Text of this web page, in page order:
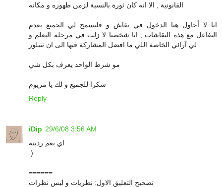
القانونية , الا انه كان ثورة بالنسبة لزمن ظهوره و مكانه
انا لا أحاول هنا الدخول في نقاش و فليسمح لي الجميع بعدم
التفاعل مع هذه النقاشات , انا شخصيا لا زلت في مرحلة التعلم و
لي آرائي الخاصة اللي ما افضل المشاركة فيها الى ان تتبلور
مو شرط الواحد يعرف بكل شي
شكرا للجميع و لك يا مريوم
Reply
iDip 29/6/08 3:56 AM
اي نعم رديته
:)
======
تصحيح التعليق الاول: نظريات و ليس نظرات